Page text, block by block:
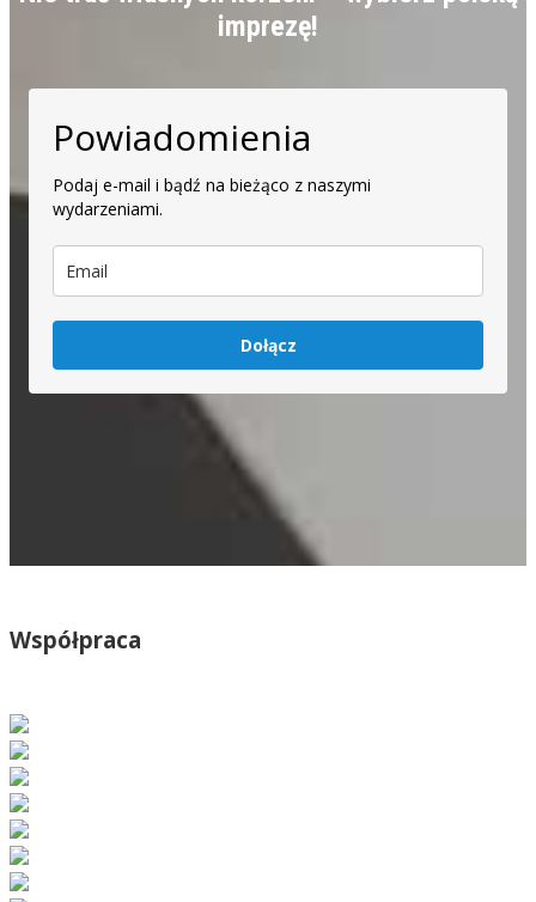
imprezę!
Powiadomienia
Podaj e-mail i bądź na bieżąco z naszymi
wydarzeniami.
Dołącz
Współpraca